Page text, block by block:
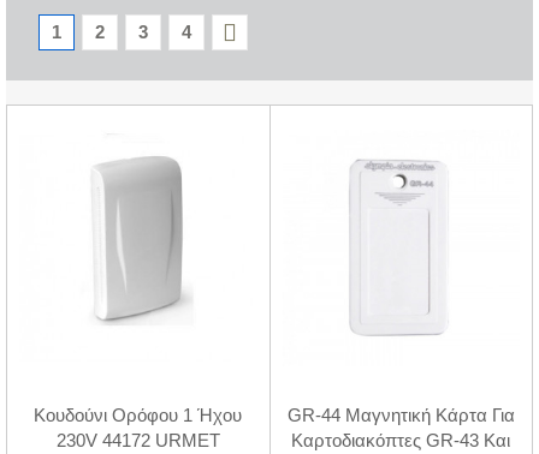
1 2 3 4
Κουδούνι Ορόφου 1 Ήχου
230V 44172 URMET
GR-44 Μαγνητική Κάρτα Για
Καρτοδιακόπτες GR-43 Και